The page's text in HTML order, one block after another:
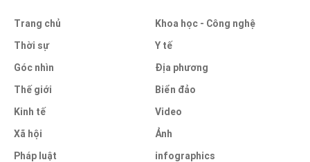
Trang chủ
Thời sự
Góc nhìn
Thế giới
Kinh tế
Xã hội
Pháp luật
Khoa học - Công nghệ
Y tế
Địa phương
Biển đảo
Video
Ảnh
infographics